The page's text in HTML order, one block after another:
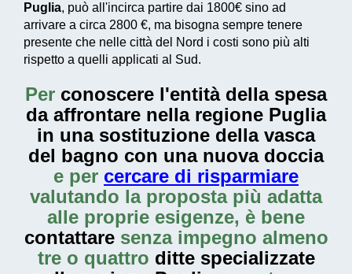
Puglia, può all'incirca partire dai 1800€ sino ad
arrivare a circa 2800 €, ma bisogna sempre tenere
presente che nelle città del Nord i costi sono più alti
rispetto a quelli applicati al Sud.
Per conoscere l'entità della spesa
da affrontare nella regione Puglia
in una sostituzione della vasca
del bagno con una nuova doccia
e per cercare di risparmiare
valutando la proposta più adatta
alle proprie esigenze, è bene
contattaresenza impegno almeno
tre o quattro ditte specializzate